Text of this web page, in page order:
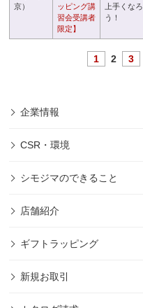
京）
ッピング講
習会受講者
限定】
上手くなろ
う！
1 2 3
企業情報
CSR・環境
シモジマのできること
店舗紹介
ギフトラッピング
新規お取引